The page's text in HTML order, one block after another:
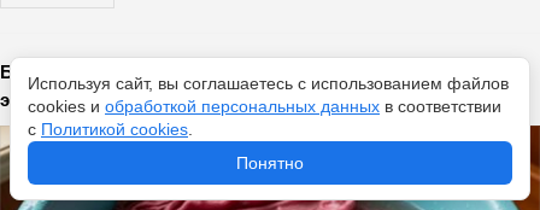
Больше не выщипываю катышки: замачиваю одежду в
этом растворе — вещи как только что из магазина
Используя сайт, вы соглашаетесь с использованием файлов
cookies и обработкой персональных данных в соответствии
с Политикой cookies
Понятно